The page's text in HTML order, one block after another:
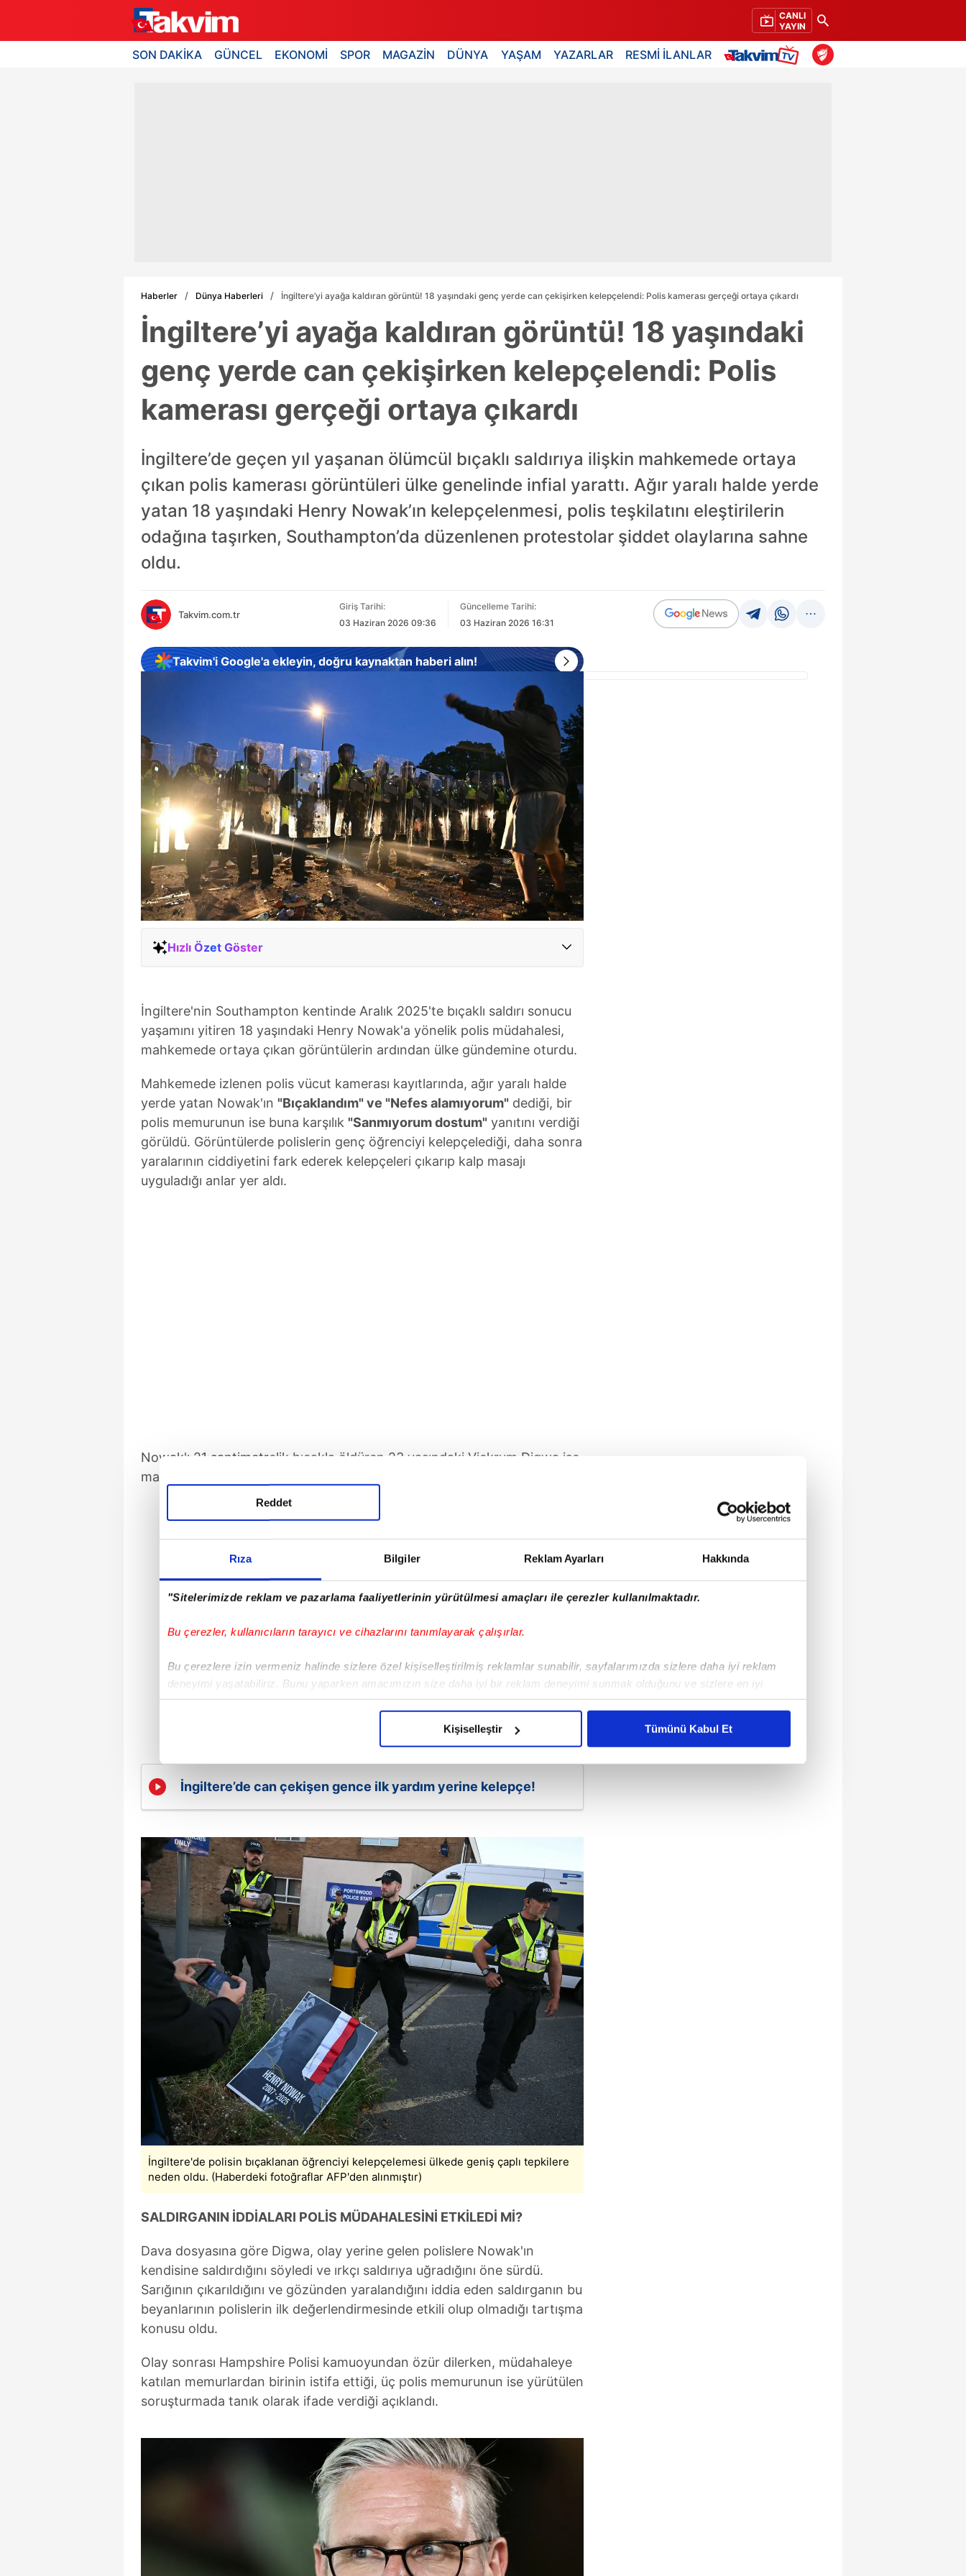
Rıza Bilgiler Reklam Ayarları Hakkında
"Sitelerimizde reklam ve pazarlama faaliyetlerinin yürütülmesi amaçları ile çerezler kullanılmaktadır.
Bu çerezler, kullanıcıların tarayıcı ve cihazlarını tanımlayarak çalışırlar.
Bu çerezlere izin vermeniz halinde sizlere özel kişiselleştirilmiş reklamlar sunabilir, sayfalarımızda sizlere daha iyi reklam
deneyimi yaşatabiliriz. Bunu yaparken amacımızın size daha iyi bir reklam deneyimi sunmak olduğunu ve sizlere en iyi
içerikleri sunabilmek adına elimizden gelen çabayı gösterdiğimizi ve bu noktada, reklamların maliyetlerimizi karşılamak
Sizlere daha iyi bir hizmet sunabilmek için İnternet Sitemizde kendimize ve üçüncü kişilere ait çerezler kullanılmaktadır. Bu
reklam/pazarlama faaliyetlerinin yapılması, amaçlarıyla sınırlı olarak açık rızanız dahilinde kullanılacaktır.
Çerezlere ilişkin tercihlerinizi aşağıda yer alan panel vasıtasıyla belirleyebilirsiniz. Çerezlere ilişkin detaylı bilgi için Ayarlar
butonuna tıklayabilir,
Çerez Bilgilendirme Metnimiziziyaret edebilirsiniz.
6698 sayılı Kişisel Verilerin Korunması Kanunu uyarınca hazırlanmış Aydınlatma Metnimizi okumak ve sitemizde ilgili
mevzuata uygun olarak kullanılan çerezlerle ilgili bilgi almak için lütfen tıklayınız.
Reddet
Kişiselleştir Tümünü Kabul Et
CANLI
YAYIN
SON DAKİKA GÜNCEL EKONOMİ SPOR MAGAZİN DÜNYA YAŞAM YAZARLAR RESMİ İLANLAR
Haberler Dünya Haberleri İngiltere’yi ayağa kaldıran görüntü! 18 yaşındaki genç yerde can çekişirken kelepçelendi: Polis kamerası gerçeği ortaya çıkardı
İngiltere’yi ayağa kaldıran görüntü! 18 yaşındaki
genç yerde can çekişirken kelepçelendi: Polis
kamerası gerçeği ortaya çıkardı
İngiltere’de geçen yıl yaşanan ölümcül bıçaklı saldırıya ilişkin mahkemede ortaya
çıkan polis kamerası görüntüleri ülke genelinde infial yarattı. Ağır yaralı halde yerde
yatan 18 yaşındaki Henry Nowak’ın kelepçelenmesi, polis teşkilatını eleştirilerin
odağına taşırken, Southampton’da düzenlenen protestolar şiddet olaylarına sahne
oldu.
Takvim.com.tr
Giriş Tarihi:
03 Haziran 2026 09:36
Güncelleme Tarihi:
03 Haziran 2026 16:31
Takvim'i Google'a ekleyin, doğru kaynaktan haberi alın!
Hızlı Özet Göster
İngiltere'nin Southampton kentinde Aralık 2025'te bıçaklı saldırı sonucu
yaşamını yitiren 18 yaşındaki Henry Nowak'a yönelik polis müdahalesi,
mahkemede ortaya çıkan görüntülerin ardından ülke gündemine oturdu.
Mahkemede izlenen polis vücut kamerası kayıtlarında, ağır yaralı halde
yerde yatan Nowak'ın "Bıçaklandım" ve "Nefes alamıyorum" dediği, bir
polis memurunun ise buna karşılık "Sanmıyorum dostum" yanıtını verdiği
görüldü. Görüntülerde polislerin genç öğrenciyi kelepçelediği, daha sonra
yaralarının ciddiyetini fark ederek kelepçeleri çıkarıp kalp masajı
uyguladığı anlar yer aldı.
Nowak'ı 21 santimetrelik bıçakla öldüren 23 yaşındaki Vickrum Digwa ise
mahkeme tarafından en az 21 yıl hapis cezasına çarptırıldı.
İngiltere’de can çekişen gence ilk yardım yerine kelepçe!
İngiltere'de polisin bıçaklanan öğrenciyi kelepçelemesi ülkede geniş çaplı tepkilere
neden oldu. (Haberdeki fotoğraflar AFP'den alınmıştır)
SALDIRGANIN İDDİALARI POLİS MÜDAHALESİNİ ETKİLEDİ Mİ?
Dava dosyasına göre Digwa, olay yerine gelen polislere Nowak'ın
kendisine saldırdığını söyledi ve ırkçı saldırıya uğradığını öne sürdü.
Sarığının çıkarıldığını ve gözünden yaralandığını iddia eden saldırganın bu
beyanlarının polislerin ilk değerlendirmesinde etkili olup olmadığı tartışma
konusu oldu.
Olay sonrası Hampshire Polisi kamuoyundan özür dilerken, müdahaleye
katılan memurlardan birinin istifa ettiği, üç polis memurunun ise yürütülen
soruşturmada tanık olarak ifade verdiği açıklandı.